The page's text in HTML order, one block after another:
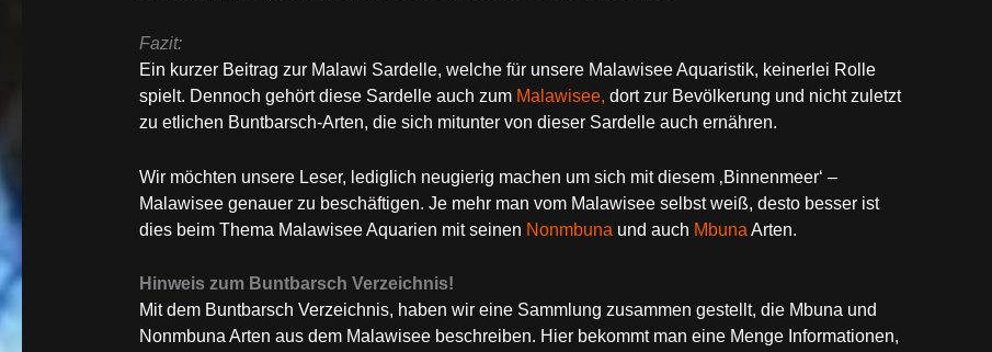
Fazit:
Ein kurzer Beitrag zur Malawi Sardelle, welche für unsere Malawisee Aquaristik, keinerlei Rolle
spielt. Dennoch gehört diese Sardelle auch zum Malawisee, dort zur Bevölkerung und nicht zuletzt
zu etlichen Buntbarsch-Arten, die sich mitunter von dieser Sardelle auch ernähren.
Wir möchten unsere Leser, lediglich neugierig machen um sich mit diesem ‚Binnenmeer‘ –
Malawisee genauer zu beschäftigen. Je mehr man vom Malawisee selbst weiß, desto besser ist
dies beim Thema Malawisee Aquarien mit seinen Nonmbuna und auch Mbuna Arten.
Hinweis zum Buntbarsch Verzeichnis!
Mit dem Buntbarsch Verzeichnis, haben wir eine Sammlung zusammen gestellt, die Mbuna und
Nonmbuna Arten aus dem Malawisee beschreiben. Hier bekommt man eine Menge Informationen,